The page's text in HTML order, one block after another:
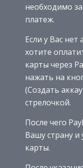
необходимо
платеж.
Если у Вас нет
хотите
карты через
нажать на
(Создать
стрелочкой.
После чего
Вашу страну и
карты.